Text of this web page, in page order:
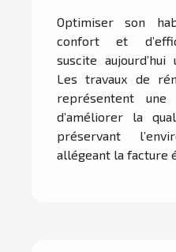
Optimiser son
confort et
suscite
Les travaux de
représentent une
d’améliorer la
préservant
allégeant la facture